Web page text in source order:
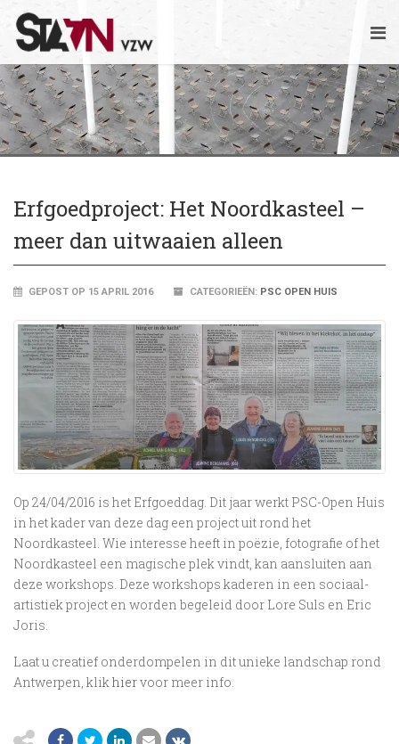
Erfgoedproject: Het Noordkasteel –
meer dan uitwaaien alleen
GEPOST OP 15 APRIL 2016 CATEGORIEËN: PSC OPEN HUIS
Op 24/04/2016 is het Erfgoeddag. Dit jaar werkt PSC-Open Huis
in het kader van deze dag een project uit rond het
Noordkasteel. Wie interesse heeft in poëzie, fotografie of het
Noordkasteel een magische plek vindt, kan aansluiten aan
deze workshops. Deze workshops kaderen in een sociaal-
artistiek project en worden begeleid door Lore Suls en Eric
Joris.
Laat u creatief onderdompelen in dit unieke landschap rond
Antwerpen, klikhiervoor meer info.